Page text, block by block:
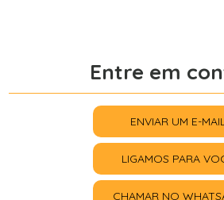
Entre em
ENVIAR UM E-
LIGAMOS PARA
CHAMAR NO